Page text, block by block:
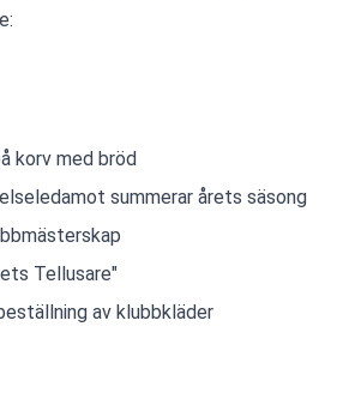
korv med bröd
summerar årets säsong
Tellusare"
av klubbkläder